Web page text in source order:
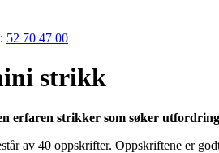
52 70 47 00
strikk
erfaren strikker som søker
av 40 oppskrifter. Oppskriftene er